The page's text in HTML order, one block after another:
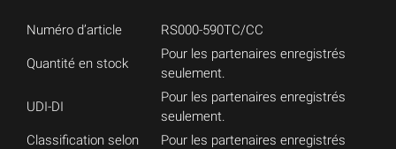
Numéro d’article RS000-590TC/CC
Quantité en stock
Pour les partenaires enregistrés
seulement.
UDI-DI
Pour les partenaires enregistrés
seulement.
Classification selon
Pour les partenaires enregistrés